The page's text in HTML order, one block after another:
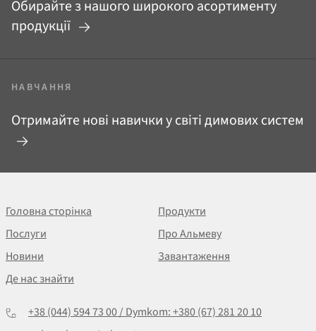
Обирайте з нашого широкого асортименту
продукції
НАВЧАННЯ
Отримайте нові навички у світі димових систем
Головна сторінка
Продукти
Послуги
Про Альмеву
Новини
Завантаження
Де нас знайти
+38 (044) 594 73 00 / Dymkom: +380 (67) 281 20 10